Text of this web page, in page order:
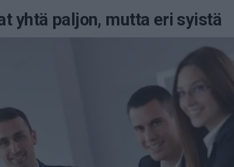
yhtä paljon, mutta eri syistä